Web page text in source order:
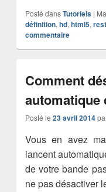
Posté dans Tutoriels |
définition, hd, html5,
commentaire
Comment
automatique
Posté le 23 avril 2014
Vous en avez
lancent
de votre bande
ne pas désactiver